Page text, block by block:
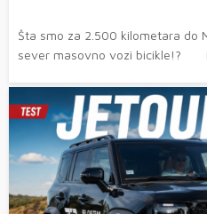
Šta smo za 2.500 kilometara do
sever masovno vozi bicikle!?